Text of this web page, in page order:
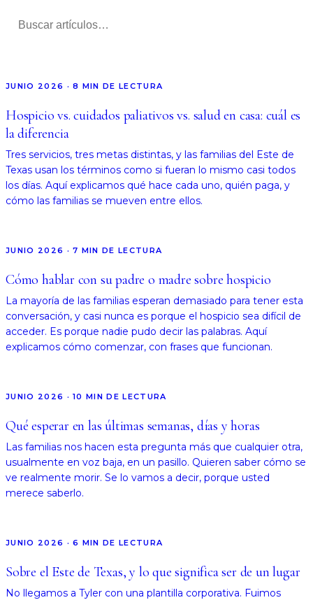
JUNIO 2026 ·8 MIN DE LECTURA
Hospicio vs. cuidados paliativos vs. salud en casa: cuál es
la diferencia
Tres servicios, tres metas distintas, y las familias del Este de
Texas usan los términos como si fueran lo mismo casi todos
los días. Aquí explicamos qué hace cada uno, quién paga, y
cómo las familias se mueven entre ellos.
JUNIO 2026 ·7 MIN DE LECTURA
Cómo hablar con su padre o madre sobre hospicio
La mayoría de las familias esperan demasiado para tener esta
conversación, y casi nunca es porque el hospicio sea difícil de
acceder. Es porque nadie pudo decir las palabras. Aquí
explicamos cómo comenzar, con frases que funcionan.
JUNIO 2026 ·10 MIN DE LECTURA
Qué esperar en las últimas semanas, días y horas
Las familias nos hacen esta pregunta más que cualquier otra,
usualmente en voz baja, en un pasillo. Quieren saber cómo se
ve realmente morir. Se lo vamos a decir, porque usted
merece saberlo.
JUNIO 2026 ·6 MIN DE LECTURA
Sobre el Este de Texas, y lo que significa ser de un lugar
No llegamos a Tyler con una plantilla corporativa. Fuimos